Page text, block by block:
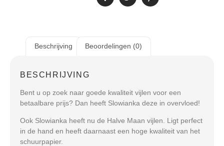
Beschrijving Beoordelingen (0)
BESCHRIJVING
Bent u op zoek naar goede kwaliteit vijlen voor een
betaalbare prijs? Dan heeft Slowianka deze in overvloed!
Ook Slowianka heeft nu de Halve Maan vijlen. Ligt perfect
in de hand en heeft daarnaast een hoge kwaliteit van het
schuurpapier.